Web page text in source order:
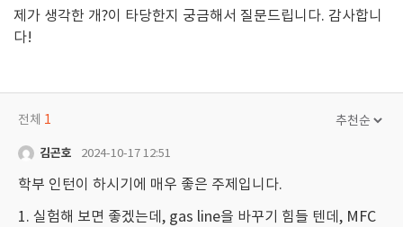
제가 생각한 개?이 타당한지 궁금해서 질문드립니다. 감사합니
다!
전체 1
김곤호 2024-10-17 12:51
학부 인턴이 하시기에 매우 좋은 주제입니다.
1. 실험해 보면 좋겠는데, gas line을 바꾸기 힘들 텐데, MFC